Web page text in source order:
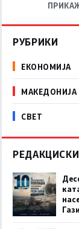
РУБРИКИ
ЕКОНОМИЈА
МАКЕДОНИЈА
СВЕТ